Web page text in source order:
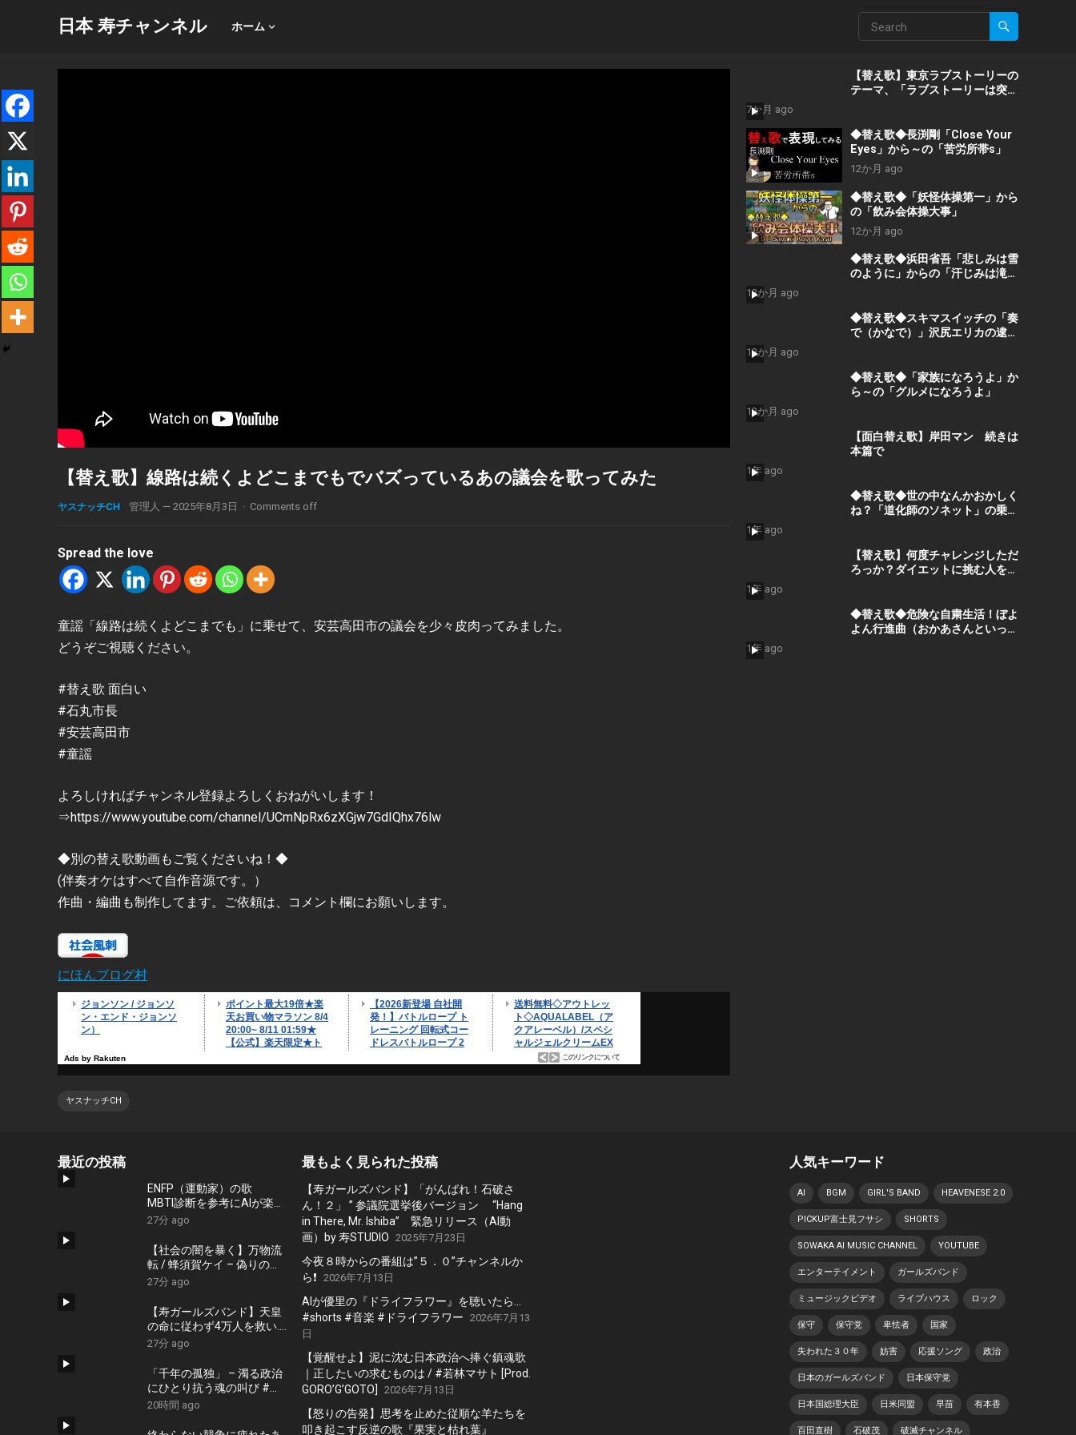
日本 寿チャンネル ホーム
【替え歌】線路は続くよどこまでもでバズっているあの議会を歌ってみた
ヤスナッチCH 管理人 — 2025年8月3日 · Comments off
Spread the love
童謡「線路は続くよどこまでも」に乗せて、安芸高田市の議会を少々皮肉ってみました。
どうぞご視聴ください。
#替え歌 面白い
#石丸市長
#安芸高田市
#童謡
よろしければチャンネル登録よろしくおねがいします！
⇒https://www.youtube.com/channel/UCmNpRx6zXGjw7GdIQhx76lw
◆別の替え歌動画もご覧くださいね！◆
(伴奏オケはすべて自作音源です。）
作曲・編曲も制作してます。ご依頼は、コメント欄にお願いします。
にほんブログ村
ヤスナッチCH
【替え歌】東京ラブストーリーの
テーマ、「ラブストーリーは突然
7か月 ago
◆替え歌◆長渕剛「Close Your
Eyes」から～の「苦労所帯s」
12か月 ago
◆替え歌◆「妖怪体操第一」から
の「飲み会体操大事」
12か月 ago
◆替え歌◆浜田省吾「悲しみは雪
のように」からの「汗じみは滝の
12か月 ago
◆替え歌◆スキマスイッチの「奏
で（かなで）」沢尻エリカの逮捕
12か月 ago
◆替え歌◆「家族になろうよ」か
ら～の「グルメになろうよ」
12か月 ago
【面白替え歌】岸田マン 続きは
本篇で
1年 ago
◆替え歌◆世の中なんかおかしく
ね？「道化師のソネット」の乗せ
1年 ago
【替え歌】何度チャレンジしただ
ろっか？ダイエットに挑む人を応
1年 ago
◆替え歌◆危険な自粛生活！ぼよ
よん行進曲（おかあさんといっし
1年 ago
最近の投稿
ENFP（運動家）の歌
MBTI診断を参考にAIが楽曲
を作ってくれた
27分 ago
【社会の闇を暴く】万物流
転 / 蜂須賀ケイ – 偽りの安
寧にすがるな #shorts #政
27分 ago
【寿ガールズバンド】天皇
の命に従わず4万人を救い..
「釣りに行く」と家を出て..
『名もなき勝利』 by 寿
STUDIO
27分 ago
「千年の孤独」 – 濁る政治
にひとり抗う魂の叫び #藤
原幾世史 #shorts #社会問
20時間 ago
最もよく見られた投稿
【寿ガールズバンド】「がんばれ！石破さ
ん！２」 ” 参議院選挙後バージョン “Hang
in There, Mr. Ishiba” 緊急リリース（AI動
画）by 寿STUDIO 2025年7月23日
今夜８時からの番組は”５．０”チャンネルか
ら❗️ 2026年7月13日
AIが優里の『ドライフラワー』を聴いたら…
#shorts #音楽 #ドライフラワー 2026年7月13
日
【覚醒せよ】泥に沈む日本政治へ捧ぐ鎮魂歌
｜正したいの求むものは / #若林マサト [Prod.
GORO’G’GOTO]
2026年7月13日
【怒りの告発】思考を止めた従順な羊たちを
叩き起こす反逆の歌『果実と枯れ葉』
人気キーワード
AI BGM GIRL'S BAND HEAVENESE 2.0
PICKUP富士見フサシ SHORTS
SOWAKA AI MUSIC CHANNEL YOUTUBE
エンターテイメント ガールズバンド
ミュージックビデオ ライブハウス ロック
保守 保守党 卑怯者 国家
失われた３０年 妨害 応援ソング 政治
日本のガールズバンド 日本保守党
日本国総理大臣 日米同盟 早苗 有本香
百田直樹 石破茂 破滅チャンネル